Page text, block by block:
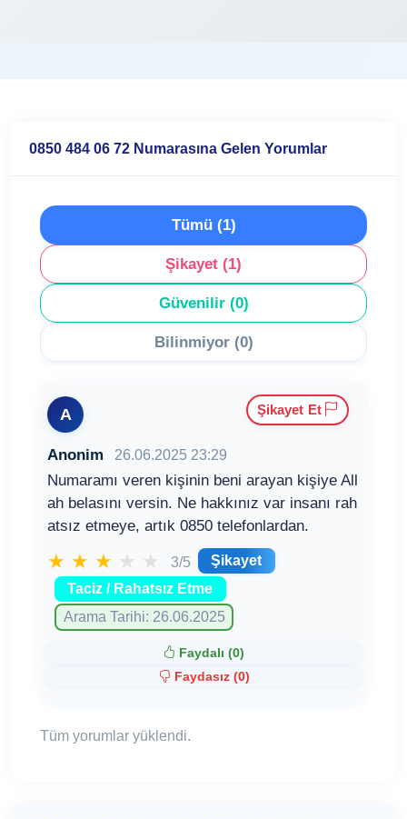
0850 484 06 72 Numarasına Gelen Yorumlar
Tümü (1)
Şikayet (1)
Güvenilir (0)
Bilinmiyor (0)
A
Anonim 26.06.2025 23:29
Numaramı veren kişinin beni arayan kişiye All
ah belasını versin. Ne hakkınız var insanı rah
atsız etmeye, artık 0850 telefonlardan.
★ ★ ★ ★ ★ 3/5
Şikayet
Taciz / Rahatsız Etme
Arama Tarihi: 26.06.2025
Faydalı (0)
Faydasız (0)
Şikayet Et
Tüm yorumlar yüklendi.